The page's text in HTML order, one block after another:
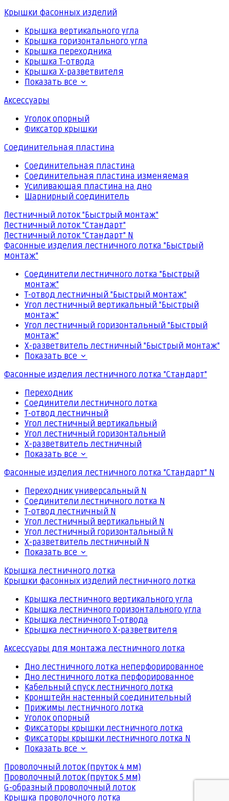
Крышки фасонных изделий
Крышка вертикального угла
Крышка горизонтального угла
Крышка переходника
Крышка Т-отвода
Крышка Х-разветвителя
Показать все
Аксессуары
Уголок опорный
Фиксатор крышки
Соединительная пластина
Соединительная пластина
Соединительная пластина изменяемая
Усиливающая пластина на дно
Шарнирный соединитель
Лестничный лоток "Быстрый монтаж"
Лестничный лоток "Стандарт"
Лестничный лоток "Стандарт" N
Фасонные изделия лестничного лотка "Быстрый
монтаж"
Соединители лестничного лотка "Быстрый
монтаж"
Т-отвод лестничный "Быстрый монтаж"
Угол лестничный вертикальный "Быстрый
монтаж"
Угол лестничный горизонтальный "Быстрый
монтаж"
Х-разветвитель лестничный "Быстрый монтаж"
Показать все
Фасонные изделия лестничного лотка "Стандарт"
Переходник
Соединители лестничного лотка
Т-отвод лестничный
Угол лестничный вертикальный
Угол лестничный горизонтальный
Х-разветвитель лестничный
Показать все
Фасонные изделия лестничного лотка "Стандарт" N
Переходник универсальный N
Соединители лестничного лотка N
Т-отвод лестничный N
Угол лестничный вертикальный N
Угол лестничный горизонтальный N
Х-разветвитель лестничный N
Показать все
Крышка лестничного лотка
Крышки фасонных изделий лестничного лотка
Крышка лестничного вертикального угла
Крышка лестничного горизонтального угла
Крышка лестничного Т-отвода
Крышка лестничного Х-разветвителя
Аксессуары для монтажа лестничного лотка
Дно лестничного лотка неперфорированное
Дно лестничного лотка перфорированное
Кабельный спуск лестничного лотка
Кронштейн настенный соединительный
Прижимы лестничного лотка
Уголок опорный
Фиксаторы крышки лестничного лотка
Фиксаторы крышки лестничного лотка N
Показать все
Проволочный лоток (пруток 4 мм)
Проволочный лоток (пруток 5 мм)
G-образный проволочный лоток
Крышка проволочного лотка